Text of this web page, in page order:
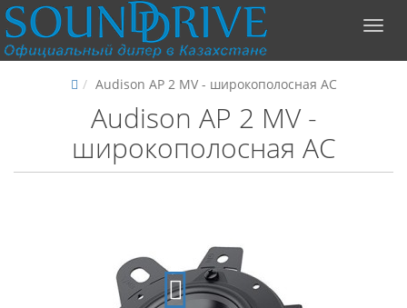
Audison AP 2 MV - широкополосная АС
Audison AP 2 MV -
широкополосная АС